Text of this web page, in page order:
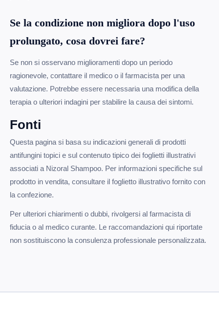
Se la condizione non migliora dopo l'uso
prolungato, cosa dovrei fare?
Se non si osservano miglioramenti dopo un periodo
ragionevole, contattare il medico o il farmacista per una
valutazione. Potrebbe essere necessaria una modifica della
terapia o ulteriori indagini per stabilire la causa dei sintomi.
Fonti
Questa pagina si basa su indicazioni generali di prodotti
antifungini topici e sul contenuto tipico dei foglietti illustrativi
associati a Nizoral Shampoo. Per informazioni specifiche sul
prodotto in vendita, consultare il foglietto illustrativo fornito con
la confezione.
Per ulteriori chiarimenti o dubbi, rivolgersi al farmacista di
fiducia o al medico curante. Le raccomandazioni qui riportate
non sostituiscono la consulenza professionale personalizzata.